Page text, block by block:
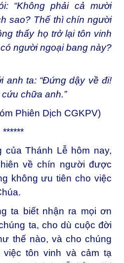
“Không phải cả mười
sao? Thế thì chín người
thấy họ trở lại tôn vinh
người ngoại bang này?
anh ta: “Đứng dậy về đi!
chữa anh.”
Phiên Dịch CGKPV)
******
của Thánh Lễ hôm nay,
về chín người được
không ưu tiên cho việc
ta biết nhận ra mọi ơn
ta, cho dù cuộc đời
thế nào, và cho chúng
tôn vinh và cảm tạ